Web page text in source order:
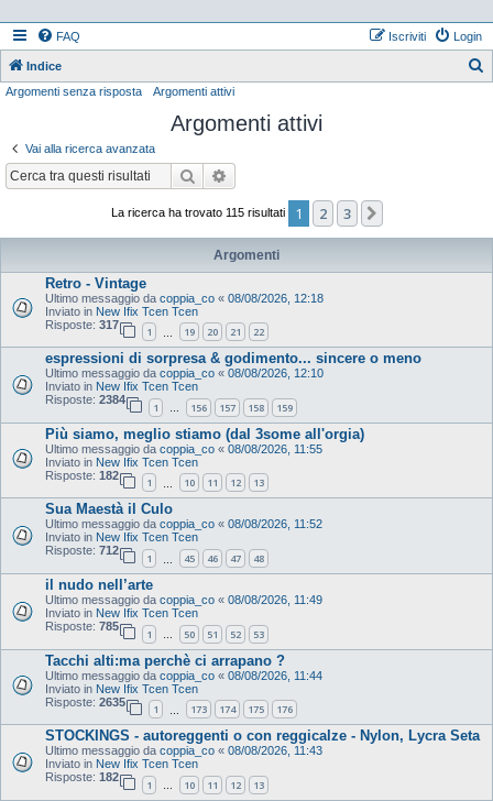
FAQ Login
Iscriviti
Indice
Argomenti senza risposta Argomenti attivi
Argomenti attivi
Vai alla ricerca avanzata
Cerca
La ricerca ha trovato 115 risultati 1 2 3
Argomenti
Retro - Vintage
Ultimo messaggio da coppia_co « 08/08/2026, 12:18
Inviato in New Ifix Tcen Tcen
Risposte: 317
1 19 20 21 22
espressioni di sorpresa & godimento... sincere o meno
Ultimo messaggio da coppia_co « 08/08/2026, 12:10
Inviato in New Ifix Tcen Tcen
Risposte: 2384
1 … 156 157 158 159
Più siamo, meglio stiamo (dal 3some all'orgia)
Ultimo messaggio da coppia_co « 08/08/2026, 11:55
Inviato in New Ifix Tcen Tcen
Risposte: 182
1 10 11 12 13
Sua Maestà il Culo
Ultimo messaggio da coppia_co « 08/08/2026, 11:52
Inviato in New Ifix Tcen Tcen
Risposte: 712
1 45 46 47 48
il nudo nell’arte
Ultimo messaggio da coppia_co « 08/08/2026, 11:49
Inviato in New Ifix Tcen Tcen
Risposte: 785
1 … 50 51 52 53
Tacchi alti:ma perchè ci arrapano ?
Ultimo messaggio da coppia_co « 08/08/2026, 11:44
Inviato in New Ifix Tcen Tcen
Risposte: 2635
1 173 174 175 176
STOCKINGS - autoreggenti o con reggicalze - Nylon, Lycra Seta
Ultimo messaggio da coppia_co « 08/08/2026, 11:43
Inviato in New Ifix Tcen Tcen
Risposte: 182
1 … 10 11 12 13